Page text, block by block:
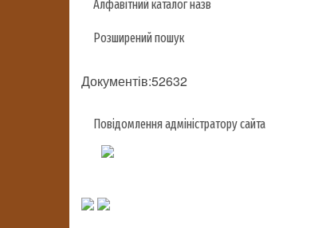
Алфавітний каталог назв
Розширений пошук
Документів:52632
Повідомлення адміністратору сайта